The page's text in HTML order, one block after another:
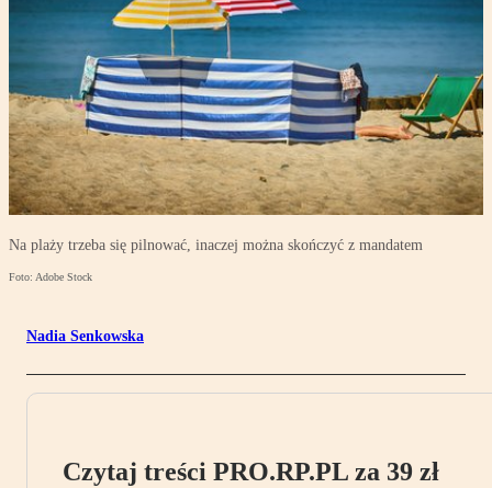
Na plaży trzeba się pilnować, inaczej można skończyć z mandatem
Foto: Adobe Stock
Nadia Senkowska
Czytaj treści PRO.RP.PL za 39 zł